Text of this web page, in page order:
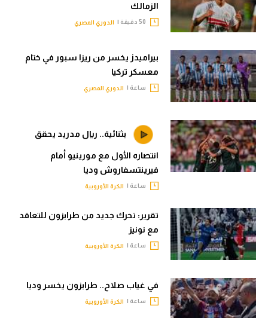
الزمالك
الدوري المصري
بيراميدز يخسر من ريزا سبور في ختام
معسكر تركيا
ساعة | الدوري المصري
بثنائية.. ريال مدريد يحقق
انتصاره الأول مع مورينيو أمام
فيرينتسفاروش وديا
ساعة | الكرة الأوروبية
تقرير: تحرك جديد من طرابزون للتعاقد
مع نونيز
ساعة | الكرة الأوروبية
في غياب صلاح.. طرابزون يخسر وديا
ساعة | الكرة الأوروبية